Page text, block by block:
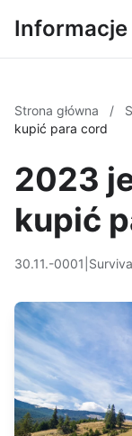
Informacje
Strona główna /
kupić para cord
2023
kupić
30.11.-0001